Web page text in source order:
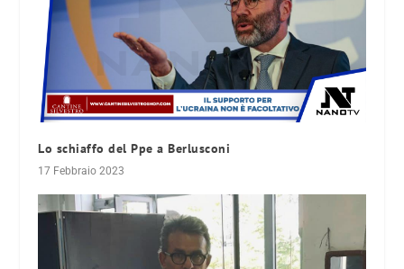
Lo schiaffo del Ppe a Berlusconi
17 Febbraio 2023